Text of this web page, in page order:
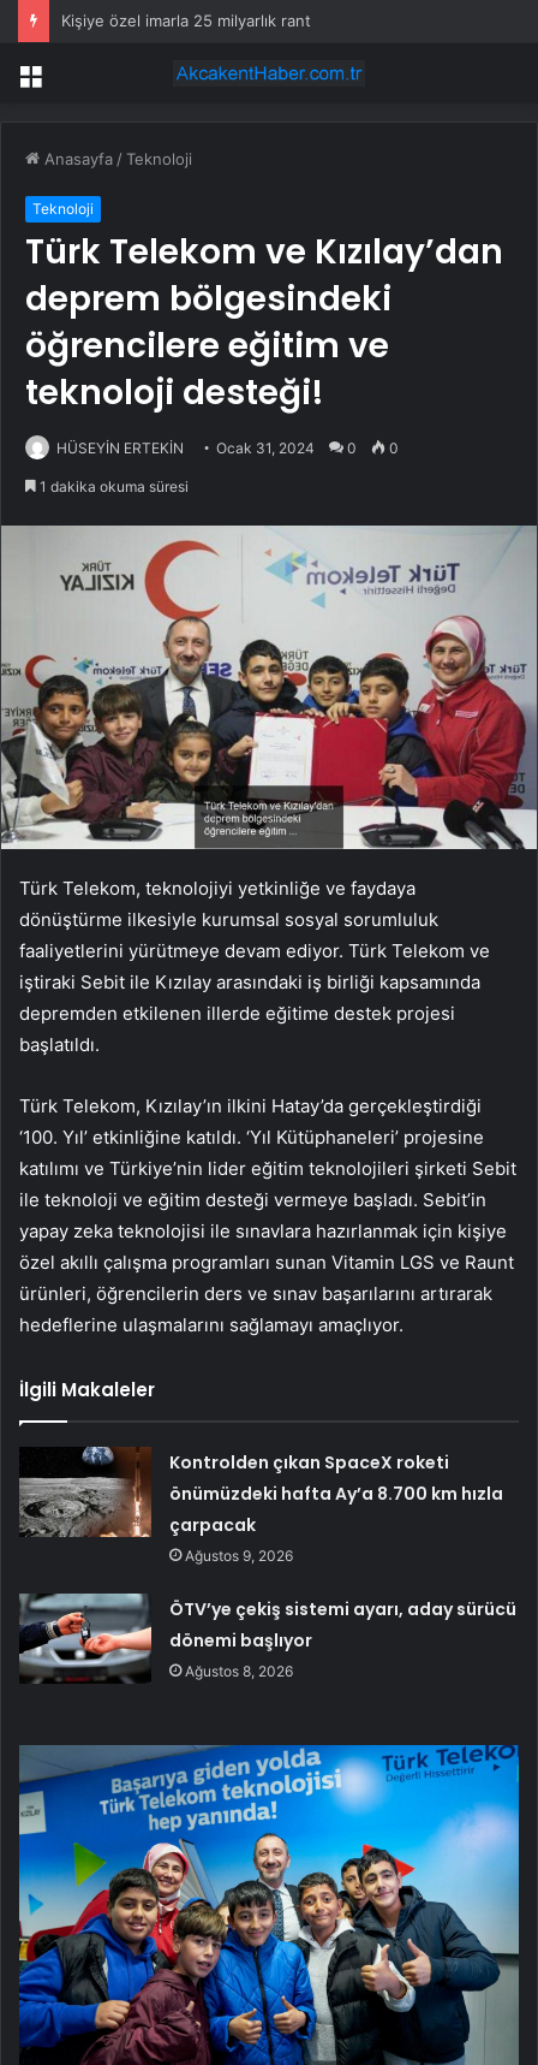
Kişiye özel imarla 25 milyarlık rant
Menü
Anasayfa /Teknoloji
Teknoloji
Türk Telekom ve Kızılay’dan
deprem bölgesindeki
öğrencilere eğitim ve
teknoloji desteği!
HÜSEYİN ERTEKİN Ocak 31, 2024 0 0
1 dakika okuma süresi
Türk Telekom, teknolojiyi yetkinliğe ve faydaya
dönüştürme ilkesiyle kurumsal sosyal sorumluluk
faaliyetlerini yürütmeye devam ediyor. Türk Telekom ve
iştiraki Sebit ile Kızılay arasındaki iş birliği kapsamında
depremden etkilenen illerde eğitime destek projesi
başlatıldı.
Türk Telekom, Kızılay’ın ilkini Hatay’da gerçekleştirdiği
‘100. Yıl’ etkinliğine katıldı. ‘Yıl Kütüphaneleri’ projesine
katılımı ve Türkiye’nin lider eğitim teknolojileri şirketi Sebit
ile teknoloji ve eğitim desteği vermeye başladı. Sebit’in
yapay zeka teknolojisi ile sınavlara hazırlanmak için kişiye
özel akıllı çalışma programları sunan Vitamin LGS ve Raunt
ürünleri, öğrencilerin ders ve sınav başarılarını artırarak
hedeflerine ulaşmalarını sağlamayı amaçlıyor.
İlgili Makaleler
Kontrolden çıkan SpaceX roketi
önümüzdeki hafta Ay’a 8.700 km hızla
çarpacak
Ağustos 9, 2026
ÖTV’ye çekiş sistemi ayarı, aday sürücü
dönemi başlıyor
Ağustos 8, 2026